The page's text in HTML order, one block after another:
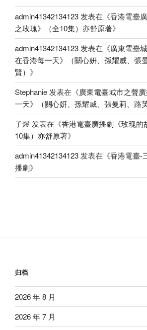
admin41342134123发表在《香港電臺
之玫瑰》（全10集）亦舒原著》
admin41342134123发表在《廣東電臺
在香港每一天》（關心妍、孫耀威、張
賢） 》
Stephanie发表在《廣東電臺城市之聲
一天》（關心妍、孫耀威、張曼莉、路
子煜 发表在《香港電臺廣播劇《玫瑰的
10集）亦舒原著》
admin41342134123发表在《香港電臺-
播劇》
归档
2026 年 8 月
2026 年 7 月